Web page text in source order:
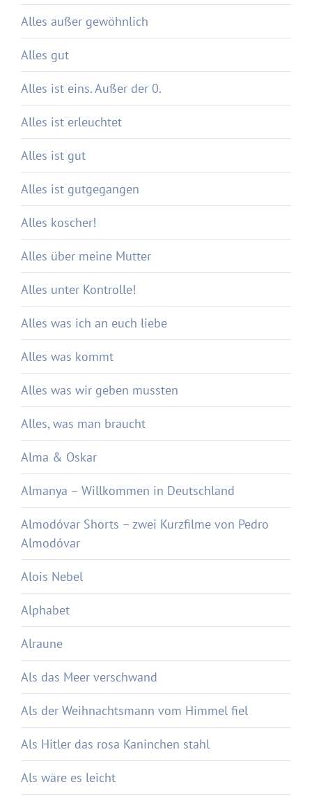
Alles außer gewöhnlich
Alles gut
Alles ist eins. Außer der 0.
Alles ist erleuchtet
Alles ist gut
Alles ist gutgegangen
Alles koscher!
Alles über meine Mutter
Alles unter Kontrolle!
Alles was ich an euch liebe
Alles was kommt
Alles was wir geben mussten
Alles, was man braucht
Alma & Oskar
Almanya – Willkommen in Deutschland
Almodóvar Shorts – zwei Kurzfilme von Pedro
Almodóvar
Alois Nebel
Alphabet
Alraune
Als das Meer verschwand
Als der Weihnachtsmann vom Himmel fiel
Als Hitler das rosa Kaninchen stahl
Als wäre es leicht